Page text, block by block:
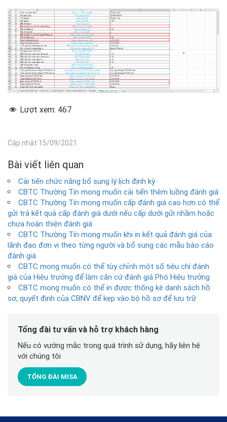
Lượt xem: 467
Cập nhật 15/09/2021
Bài viết liên quan
Cải tiến chức năng bổ sung lý lịch định kỳ
CBTC Thường Tín mong muốn cải tiến thêm luồng đánh giá
CBTC Thường Tín mong muốn cấp đánh giá cao hơn có thể
gửi trả kết quả cấp đánh giá dưới nếu cấp dưới gửi nhầm hoặc
chưa hoàn thiện đánh giá
CBTC Thường Tín mong muốn khi in kết quả đánh giá của
lãnh đạo đơn vị theo từng người và bổ sung các mẫu báo cáo
đánh giá
CBTC mong muốn có thể tùy chỉnh một số tiêu chí đánh
giá của Hiệu trưởng để làm căn cứ đánh giá Phó Hiệu trưởng
CBTC mong muốn có thể in được thống kê danh sách hồ
sơ, quyết định của CBNV để kẹp vào bộ hồ sơ để lưu trữ
Tổng đài tư vấn và hỗ trợ khách hàng
Nếu có vướng mắc trong quá trình sử dụng, hãy liên hệ
với chúng tôi
TỔNG ĐÀI MISA